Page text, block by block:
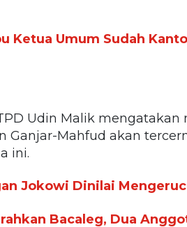
Ketua Umum Sudah
Udin Malik mengatakan
Ganjar-Mahfud akan
ini.
Jokowi Dinilai
Bacaleg, Dua